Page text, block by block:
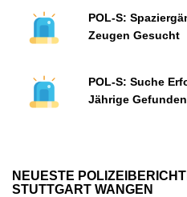
POL-S:
Zeugen Gesucht
POL-S: Suche
Jährige Gefunden
NEUESTE
STUTTGART WANGEN